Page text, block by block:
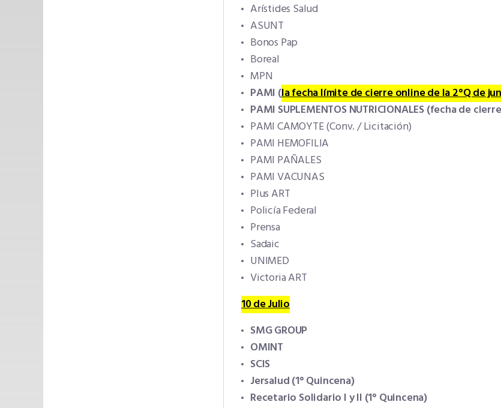
Arístides Salud
ASUNT
Bonos Pap
Boreal
MPN
PAMI (la fecha límite de cierre online de la 2°Q de
PAMI SUPLEMENTOS NUTRICIONALES (fecha de
PAMI CAMOYTE (Conv. / Licitación)
PAMI HEMOFILIA
PAMI PAÑALES
PAMI VACUNAS
Plus ART
Policía Federal
Prensa
Sadaic
UNIMED
Victoria ART
10 de Julio
SMG GROUP
OMINT
SCIS
Jersalud (1° Quincena)
Recetario Solidario I y II (1° Quincena)